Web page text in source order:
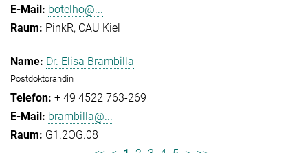
botelho@...
PinkR, CAU Kiel
Dr. Elisa Brambilla
Postdoktorandin
+ 49 4522 763-269
brambilla@...
G1.2OG.08